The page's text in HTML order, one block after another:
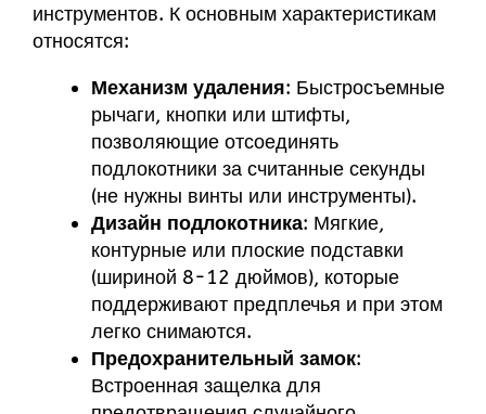
инструментов. К основным характеристикам
относятся:
Механизм удаления: Быстросъемные
рычаги, кнопки или штифты,
позволяющие отсоединять
подлокотники за считанные секунды
(не нужны винты или инструменты).
Дизайн подлокотника: Мягкие,
контурные или плоские подставки
(шириной 8-12 дюймов), которые
поддерживают предплечья и при этом
легко снимаются.
Предохранительный замок:
Встроенная защелка для